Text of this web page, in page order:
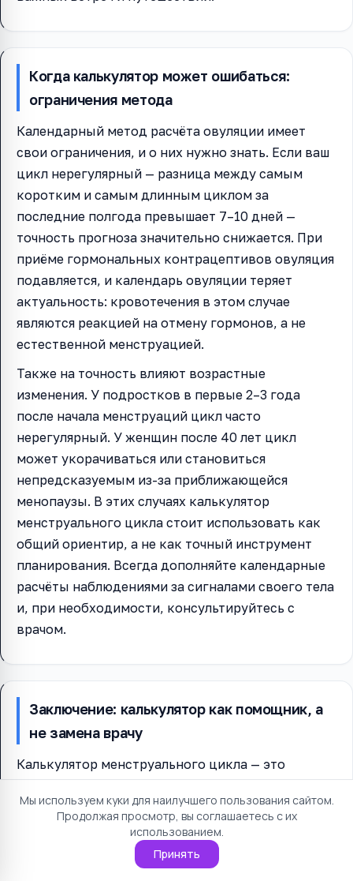
Когда калькулятор может ошибаться:
ограничения метода
Календарный метод расчёта овуляции имеет
свои ограничения, и о них нужно знать. Если ваш
цикл нерегулярный — разница между самым
коротким и самым длинным циклом за
последние полгода превышает 7–10 дней —
точность прогноза значительно снижается. При
приёме гормональных контрацептивов овуляция
подавляется, и календарь овуляции теряет
актуальность: кровотечения в этом случае
являются реакцией на отмену гормонов, а не
естественной менструацией.
Также на точность влияют возрастные
изменения. У подростков в первые 2–3 года
после начала менструаций цикл часто
нерегулярный. У женщин после 40 лет цикл
может укорачиваться или становиться
непредсказуемым из-за приближающейся
менопаузы. В этих случаях калькулятор
менструального цикла стоит использовать как
общий ориентир, а не как точный инструмент
планирования. Всегда дополняйте календарные
расчёты наблюдениями за сигналами своего тела
и, при необходимости, консультируйтесь с
врачом.
Заключение: калькулятор как помощник, а
не замена врачу
Калькулятор менструального цикла — это
удобный инструмент для ежедневного
использования. Он помогает планировать жизнь,
отслеживать здоровье и лучше понимать свой
организм. Но важно помнить: никакой онлайн-
калькулятор не заменит профессиональную
Мы используем куки для наилучшего пользования сайтом.
Продолжая просмотр, вы соглашаетесь с их
использованием.
Принять